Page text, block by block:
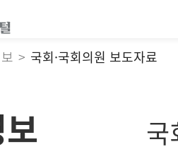
국회·국회의원 보도자료
국